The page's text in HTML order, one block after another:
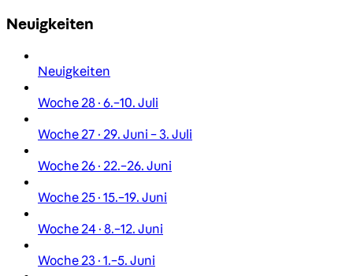
Neuigkeiten
Neuigkeiten
Woche 28 · 6.–10. Juli
Woche 27 · 29. Juni – 3. Juli
Woche 26 · 22.–26. Juni
Woche 25 · 15.–19. Juni
Woche 24 · 8.–12. Juni
Woche 23 · 1.–5. Juni